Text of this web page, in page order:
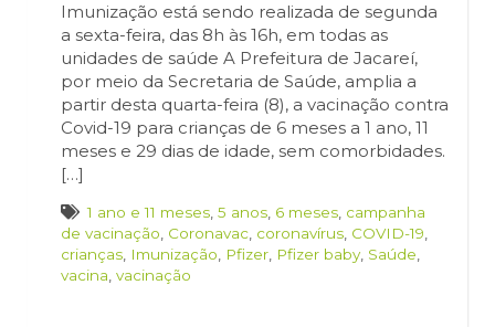
Imunização está sendo realizada de segunda
a sexta-feira, das 8h às 16h, em todas as
unidades de saúde A Prefeitura de Jacareí,
por meio da Secretaria de Saúde, amplia a
partir desta quarta-feira (8), a vacinação contra
Covid-19 para crianças de 6 meses a 1 ano, 11
meses e 29 dias de idade, sem comorbidades.
[…]
1 ano e 11 meses 5 anos 6 meses campanha
de vacinação Coronavac coronavírus COVID-19
crianças Imunização Pfizer Pfizer baby Saúde
vacina vacinação